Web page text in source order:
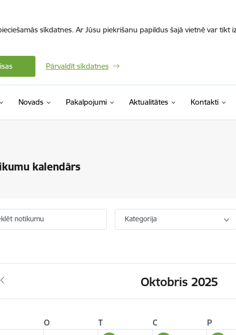
sīkdatnes. Ar Jūsu piekrišanu papildus šajā vietnē var tikt
Pārvaldīt sīkdatnes
Novads Pakalpojumi Aktualitātes Kontakti
kalendārs
notikumu Kategorija
Oktobris 2025
O T C P